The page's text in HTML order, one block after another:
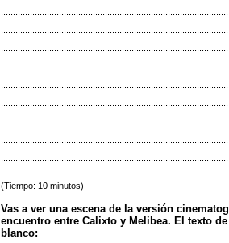
(Tiempo: 10 minutos)
Vas a ver una escena de la versión
encuentro entre Calixto y Melibea. El texto
blanco: